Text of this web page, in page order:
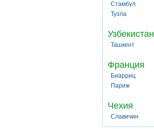
Стамбул
Тузла
Узбекистан
Ташкент
Франция
Биарриц
Париж
Чехия
Славичин